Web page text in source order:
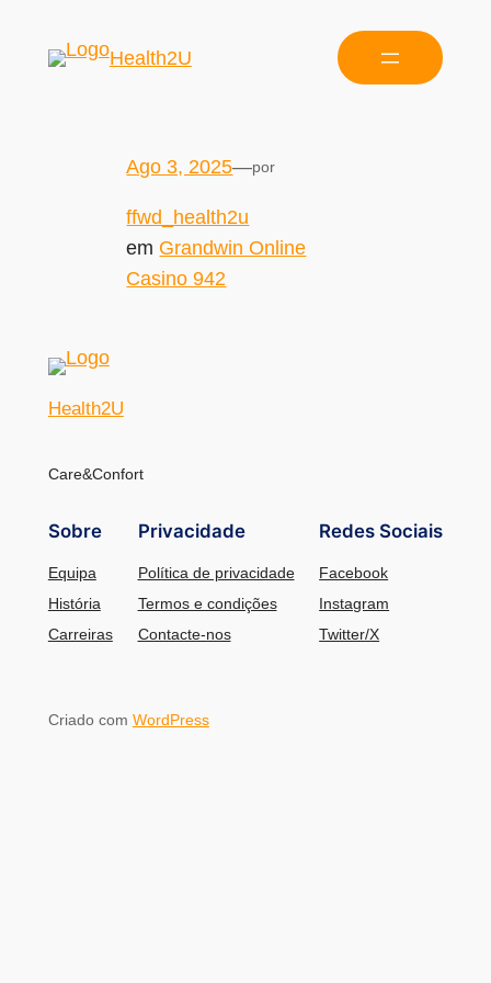
Health2U
Ago 3, 2025—por
ffwd_health2u
em Grandwin Online
Casino 942
Health2U
Care&Confort
Sobre
Equipa
História
Carreiras
Privacidade
Política de privacidade
Termos e condições
Contacte-nos
Redes Sociais
Facebook
Instagram
Twitter/X
Criado com WordPress